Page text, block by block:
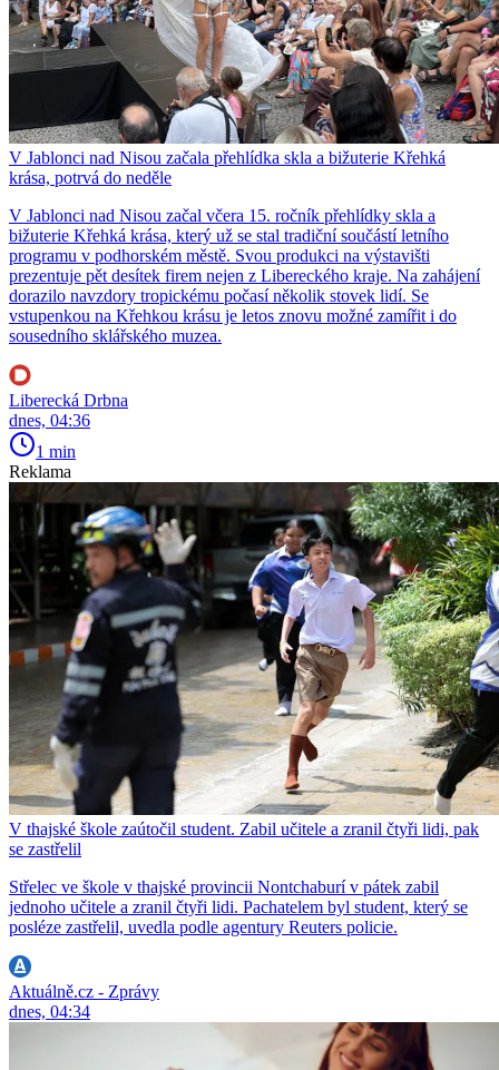
V Jablonci nad Nisou začala přehlídka skla a bižuterie Křehká
krása, potrvá do neděle
V Jablonci nad Nisou začal včera 15. ročník přehlídky skla a
bižuterie Křehká krása, který už se stal tradiční součástí letního
programu v podhorském městě. Svou produkci na výstavišti
prezentuje pět desítek firem nejen z Libereckého kraje. Na zahájení
dorazilo navzdory tropickému počasí několik stovek lidí. Se
vstupenkou na Křehkou krásu je letos znovu možné zamířit i do
sousedního sklářského muzea.
Liberecká Drbna
dnes, 04:36
1 min
Reklama
V thajské škole zaútočil student. Zabil učitele a zranil čtyři lidi, pak
se zastřelil
Střelec ve škole v thajské provincii Nontchaburí v pátek zabil
jednoho učitele a zranil čtyři lidi. Pachatelem byl student, který se
posléze zastřelil, uvedla podle agentury Reuters policie.
Aktuálně.cz - Zprávy
dnes, 04:34